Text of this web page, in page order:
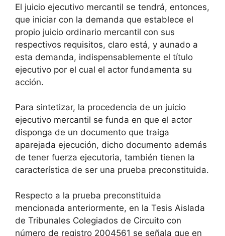
El juicio ejecutivo mercantil se tendrá, entonces,
que iniciar con la demanda que establece el
propio juicio ordinario mercantil con sus
respectivos requisitos, claro está, y aunado a
esta demanda, indispensablemente el título
ejecutivo por el cual el actor fundamenta su
acción.
Para sintetizar, la procedencia de un juicio
ejecutivo mercantil se funda en que el actor
disponga de un documento que traiga
aparejada ejecución, dicho documento además
de tener fuerza ejecutoria, también tienen la
característica de ser una prueba preconstituida.
Respecto a la prueba preconstituida
mencionada anteriormente, en la Tesis Aislada
de Tribunales Colegiados de Circuito con
número de registro 2004561 se señala que en